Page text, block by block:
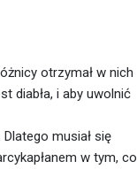
otrzymał w nich
diabła, i aby uwolnić
musiał się
w tym, co